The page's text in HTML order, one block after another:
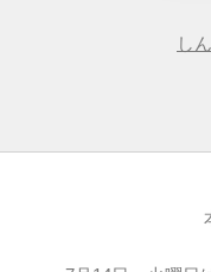
し